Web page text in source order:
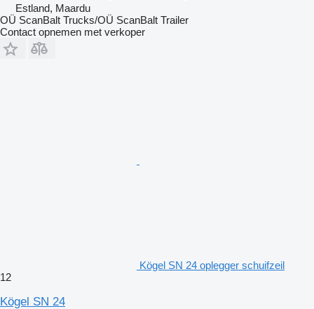
Estland, Maardu
OÜ ScanBalt Trucks/OÜ ScanBalt Trailer
Contact opnemen met verkoper
Kögel SN 24 oplegger schuifzeil
12
Kögel SN 24